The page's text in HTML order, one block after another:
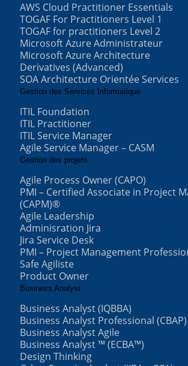
AWS Cloud Practitioner Essentials
TOGAF For Practitioners Level 1
TOGAF for practitioners Level 2
Microsoft Azure Administrateur
Microsoft Azure Architecture
Derivatives (Advanced)
SOA Architecture Orientée Services
Gestion des Services Informatique
ITIL Foundation
ITIL Practitioner
ITIL Service Manager
Agile Service Manager – CASM
Gestion des projets
Agile Process Owner (CAPO)
PMI – Certified Associate in Project
(CAPM)®
Agile Leadership
Adminisration Jira
Jira Service Desk
PMI – Project Management
Safe Agiliste
Product Owner
Business Analyst
Business Analyst (IQBBA)
Business Analyst Professional (CBAP)
Business Analyst Agile
Business Analyst ™ (ECBA™)
Design Thinking